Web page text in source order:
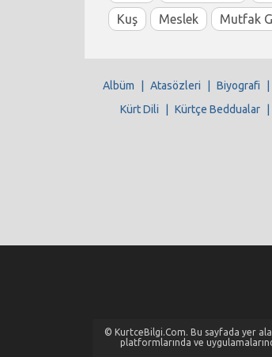
Kuş
Meslek Mutfak
Albüm Atasözleri Biyografi
Kürt Dili
Kürtçe Beddualar
© KurtceBilgi.Com. Bu sayfada yer
platformlarında ve